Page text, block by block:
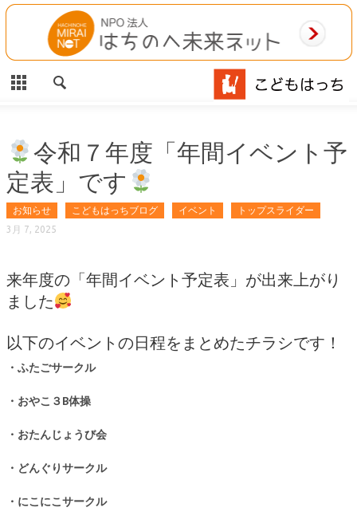
CLOSE
HOME
施設案内
相談事業
MAP
運営団体
令和７年度「年間イベント予
定表」です
お知らせ こどもはっちブログ イベント トップスライダー
3月 7, 2025
来年度の「年間イベント予定表」が出来上がり
ました
以下のイベントの日程をまとめたチラシです！
・ふたごサークル
・おやこ３B体操
・おたんじょうび会
・どんぐりサークル
・にこにこサークル